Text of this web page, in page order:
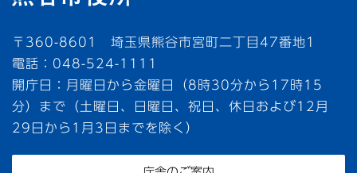
〒360-8601 埼玉県熊谷市宮町二丁目47番地1
電話：048-524-1111
開庁日：月曜日から金曜日（8時30分から17時15
分）まで（土曜日、日曜日、祝日、休日および12月
29日から1月3日までを除く）